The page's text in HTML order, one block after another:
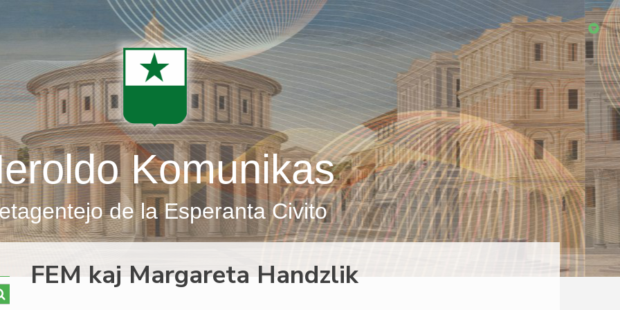
Komunikas
de la Esperanta Civito
FEM kaj Margareta Handzlik